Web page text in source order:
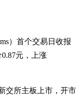
）首个交易日收报
元，上涨
交所主板上市，开市